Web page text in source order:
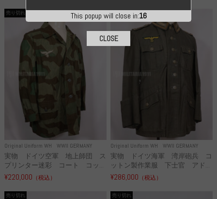
Original Uniform WH WWII GERMANY
売り切れ
実物 ドイツ空軍 地上師団 ス
プリンター迷彩 コート コッ...
¥220,000 （税込）
Original Uniform WH WWII GERMANY
売り切れ
実物 ドイツ海軍 湾岸砲兵 コ
ットン製作業服 下士官 アド...
¥286,000 （税込）
売り切れ 売り切れ
This popup will close in:15
CLOSE